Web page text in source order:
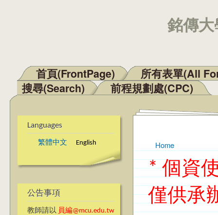
銘傳
Main menu
首頁(FrontPage)
所有表單(All
搜尋(Search)
前程規劃處(CPC)
Languages
繁體中文 English
公告事項
教師請以 員編@mcu.edu.tw
You are here
Home
* 個資
僅供承